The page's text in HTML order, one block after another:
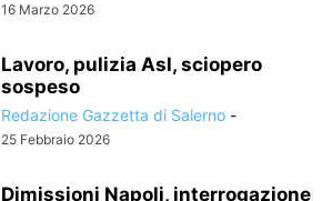
16 Marzo 2026
Lavoro, pulizia Asl, sciopero
sospeso
Redazione Gazzetta di Salerno -
25 Febbraio 2026
Dimissioni Napoli, interrogazione